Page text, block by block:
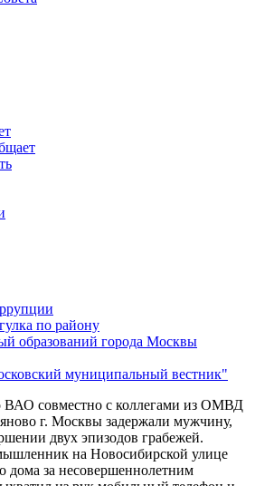
совместно с коллегами из ОМВД
г. Москвы задержали мужчину,
двух эпизодов грабежей.
на Новосибирской улице
дома за несовершеннолетним